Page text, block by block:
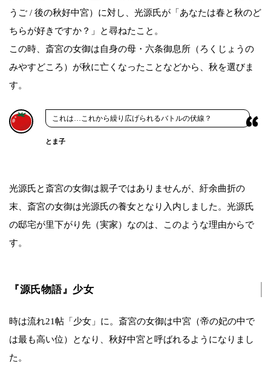
うご / 後の秋好中宮）に対し、光源氏が「あなたは春と秋のど
ちらが好きですか？」と尋ねたこと。
この時、斎宮の女御は自身の母・六条御息所（ろくじょうの
みやすどころ）が秋に亡くなったことなどから、秋を選びま
す。
これは…これから繰り広げられるバトルの伏線？
とま子
光源氏と斎宮の女御は親子ではありませんが、紆余曲折の
末、斎宮の女御は光源氏の養女となり入内しました。光源氏
の邸宅が里下がり先（実家）なのは、このような理由からで
す。
『源氏物語』少女
時は流れ21帖「少女」に。斎宮の女御は中宮（帝の妃の中で
は最も高い位）となり、秋好中宮と呼ばれるようになりまし
た。